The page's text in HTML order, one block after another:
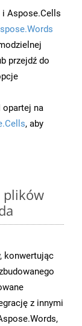
i Aspose.Cells
przejdź do
opartej na
, aby
plików
konwertując
z innymi